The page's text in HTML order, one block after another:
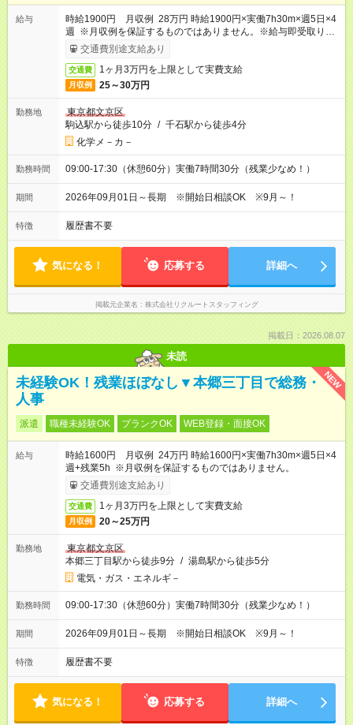
給与
時給1900円 月収例 28万円 時給1900円×実働7h30m×週5日×4
週 ※月収例を保証するものではありません。※給与即受取りサ
ービス利用可（利用条件有）
交通費別途支給あり
交通費 1ヶ月3万円を上限として実費支給
月収例 25～30万円
勤務地
東京都文京区
駒込駅から徒歩10分 / 千石駅から徒歩4分
化学メ－カ－
勤務時間 09:00-17:30（休憩60分）実働7時間30分（残業少なめ！）
期間 2026年09月01日～長期 ※開始日相談OK ※9月～！
特徴 履歴書不要
気になる！ 応募する 詳細へ
掲載元企業名 株式会社リクルートスタッフィング
掲載日：2026.08.07
未読
NEW
未経験OK！残業ほぼなし▼本郷三丁目で総務・
人事
派遣 職種未経験OK ブランクOK WEB登録・面接OK
給与
時給1600円 月収例 24万円 時給1600円×実働7h30m×週5日×4
週+残業5h ※月収例を保証するものではありません。
交通費別途支給あり
交通費 1ヶ月3万円を上限として実費支給
月収例 20～25万円
勤務地
東京都文京区
本郷三丁目駅から徒歩9分 / 湯島駅から徒歩5分
電気・ガス・エネルギ－
勤務時間 09:00-17:30（休憩60分）実働7時間30分（残業少なめ！）
期間 2026年09月01日～長期 ※開始日相談OK ※9月～！
特徴 履歴書不要
気になる！ 応募する 詳細へ